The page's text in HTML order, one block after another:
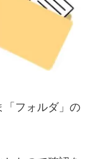
「フォルダ」の